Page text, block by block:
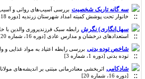
سه گانه تاریک شخصیت بررسی آسیب‌های روانی و
خانوار تحت پوشش کمیته امداد شهرستان زرندیه [دوره 18، شماره 22]
سهل‌انگاری) نگرش رابطه سبک فرزندپروری والدین با
استعدادهای درخشان و مدارس عادی [دوره 16، شماره 20]
شاخص توده بدنی بررسی رابطه اعتیاد به مواد غذایی و
توده بدنی [دوره 1، شماره 3]
شادکامی اثربخشی معنادرمانی مبتنی بر اندیشه‌های مولانا
[دوره 16، شماره 20]